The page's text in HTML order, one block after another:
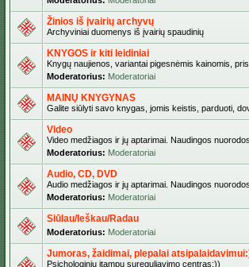
Žinios iš įvairių archyvų
Archyviniai duomenys iš įvairių spaudinių
KNYGOS ir kiti leidiniai
Knygų naujienos, variantai pigesnėmis kainomis,
Moderatorius: Moderatoriai
MAINŲ KNYGYNAS
Galite siūlyti savo knygas, jomis keistis, parduoti,
Video
Video medžiagos ir jų aptarimai. Naudingos nuorodos.
Moderatorius: Moderatoriai
Audio, CD, DVD
Audio medžiagos ir jų aptarimai. Naudingos nuorodos.
Moderatorius: Moderatoriai
Siūlau/Ieškau/Radau
Moderatorius: Moderatoriai
Jumoras, žaidimai, plepalai
Psichologinių įtampų sureguliavimo centras:))